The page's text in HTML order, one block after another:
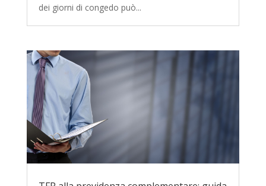
dei giorni di congedo può...